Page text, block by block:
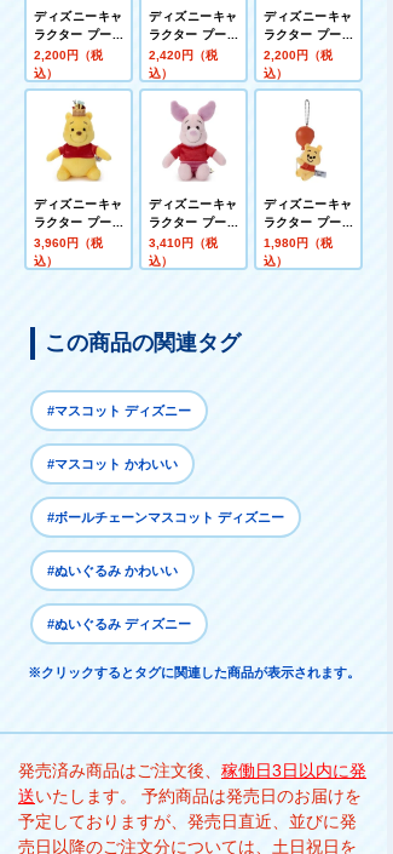
ディズニーキャ
ラクター プーさ
ん100周年 赤シ
ャツフレンズ プ
チポップ ボール
チェーンマスコ
ット イーヨー
2,200円（税
込）
ディズニーキャ
ラクター プーさ
ん100周年 赤シ
ャツフレンズ プ
チポップ ボール
チェーンマスコ
ット ティガー
2,420円（税
込）
ディズニーキャ
ラクター プーさ
ん100周年 赤シ
ャツフレンズ プ
チポップ ボール
チェーンマスコ
ット ピグレット
2,200円（税
込）
ディズニーキャ
ラクター プーさ
ん100周年 赤シ
ャツフレンズ ぬ
3,960円（税
込）
ディズニーキャ
ラクター プーさ
ん100周年 赤シ
ャツフレンズ ぬ
3,410円（税
込）
ディズニーキャ
ラクター プーさ
ん100周年 TAR
OUT ボールチェ
1,980円（税
込）
この商品の関連タグ
#マスコット ディズニー
#マスコット かわいい
#ボールチェーンマスコット ディズニー
#ぬいぐるみ かわいい
#ぬいぐるみ ディズニー
※クリックするとタグに関連した商品が表示されます。
発売済み商品はご注文後、 稼働日3日以内に発
送いたします。 予約商品は発売日のお届けを
予定しておりますが、発売日直近、並びに発
売日以降のご注文分については、土日祝日を